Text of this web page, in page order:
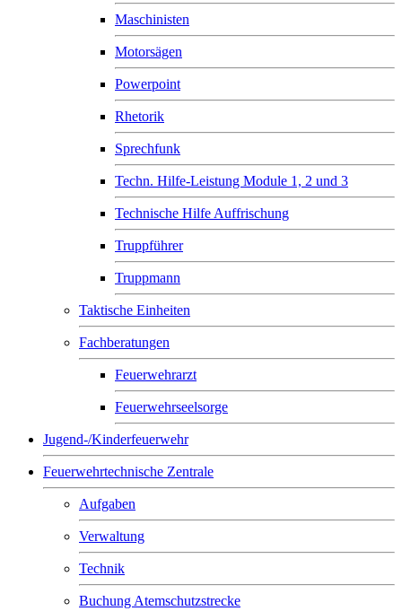
Maschinisten
Motorsägen
Powerpoint
Rhetorik
Sprechfunk
Techn. Hilfe-Leistung Module 1, 2 und 3
Technische Hilfe Auffrischung
Truppführer
Truppmann
Taktische Einheiten
Fachberatungen
Feuerwehrarzt
Feuerwehrseelsorge
Jugend-/Kinderfeuerwehr
Feuerwehrtechnische Zentrale
Aufgaben
Verwaltung
Technik
Buchung Atemschutzstrecke